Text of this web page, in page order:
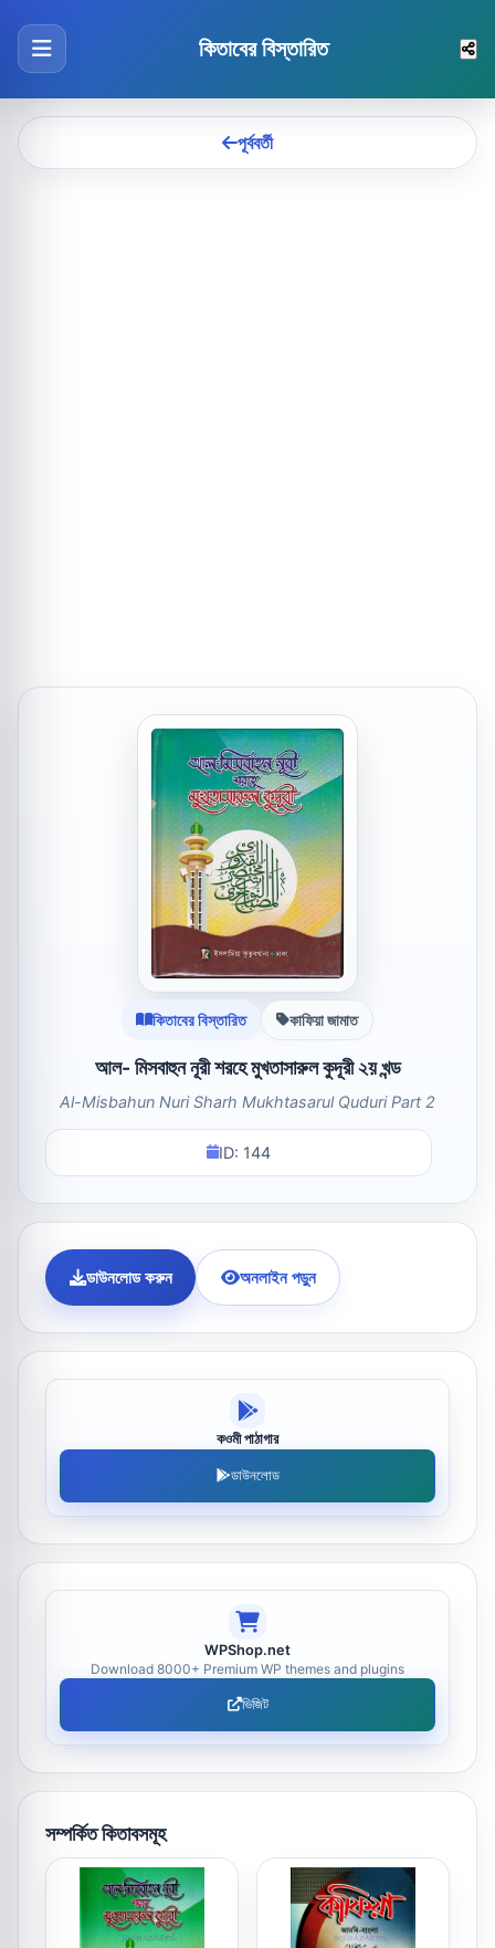
কিতাবের বিস্তারিত
পূর্ববর্তী
কিতাবের বিস্তারিত কাফিয়া জামাত
আল- মিসবাহুন নূরী শরহে মুখতাসারুল কুদূরী ২য় খন্ড
Al-Misbahun Nuri Sharh Mukhtasarul Quduri Part 2
ID: 144
ডাউনলোড করুন অনলাইন পড়ুন
কওমী পাঠাগার
ডাউনলোড
WPShop.net
Download 8000+ Premium WP themes and plugins
ভিজিট
সম্পর্কিত কিতাবসমূহ